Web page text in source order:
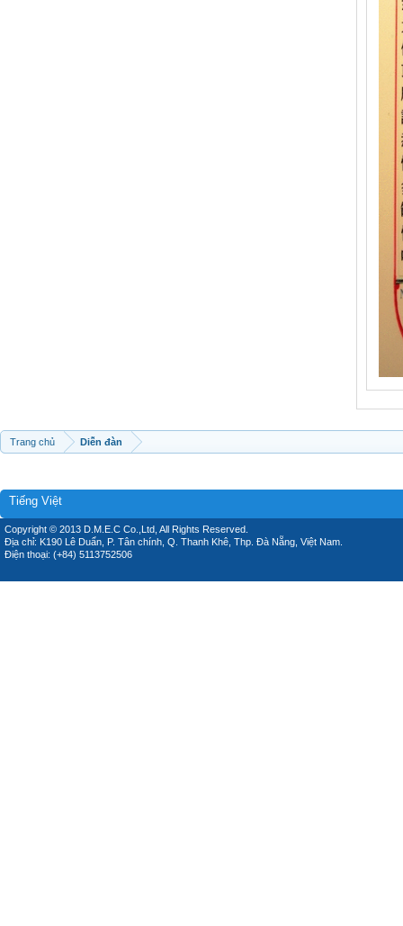
Trang chủ Diễn đàn
Tiếng Việt
Copyright © 2013 D.M.E.C Co.,Ltd, All Rights Reserved.
Địa chỉ: K190 Lê Duẩn, P. Tân chính, Q. Thanh Khê, Thp. Đà Nẵng, Việt Nam.
Điện thoại: (+84) 5113752506